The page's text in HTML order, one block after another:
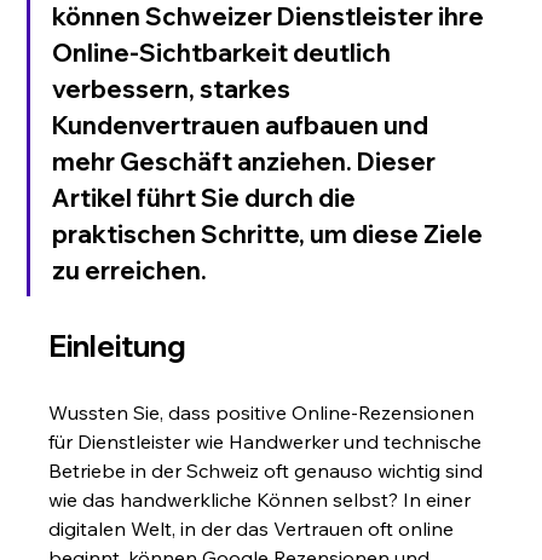
können Schweizer Dienstleister ihre
Online-Sichtbarkeit deutlich
verbessern, starkes
Kundenvertrauen aufbauen und
mehr Geschäft anziehen. Dieser
Artikel führt Sie durch die
praktischen Schritte, um diese Ziele
zu erreichen.
Einleitung
Wussten Sie, dass positive Online-Rezensionen
für Dienstleister wie Handwerker und technische
Betriebe in der Schweiz oft genauso wichtig sind
wie das handwerkliche Können selbst? In einer
digitalen Welt, in der das Vertrauen oft online